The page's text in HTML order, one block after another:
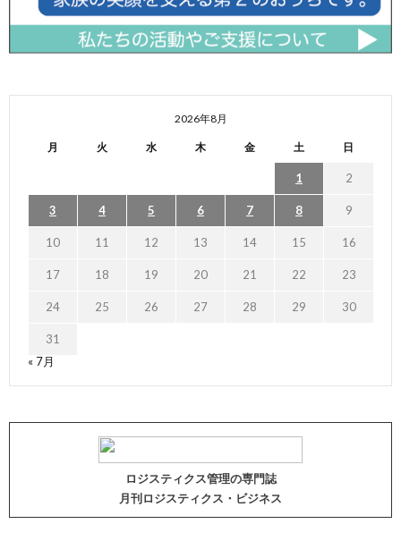
2026年8月
月 火 水 木 金 土 日
1 2
3 4 5 6 7 8 9
10 11 12 13 14 15 16
17 18 19 20 21 22 23
24 25 26 27 28 29 30
31
« 7月
ロジスティクス管理の専門誌
月刊ロジスティクス・ビジネス